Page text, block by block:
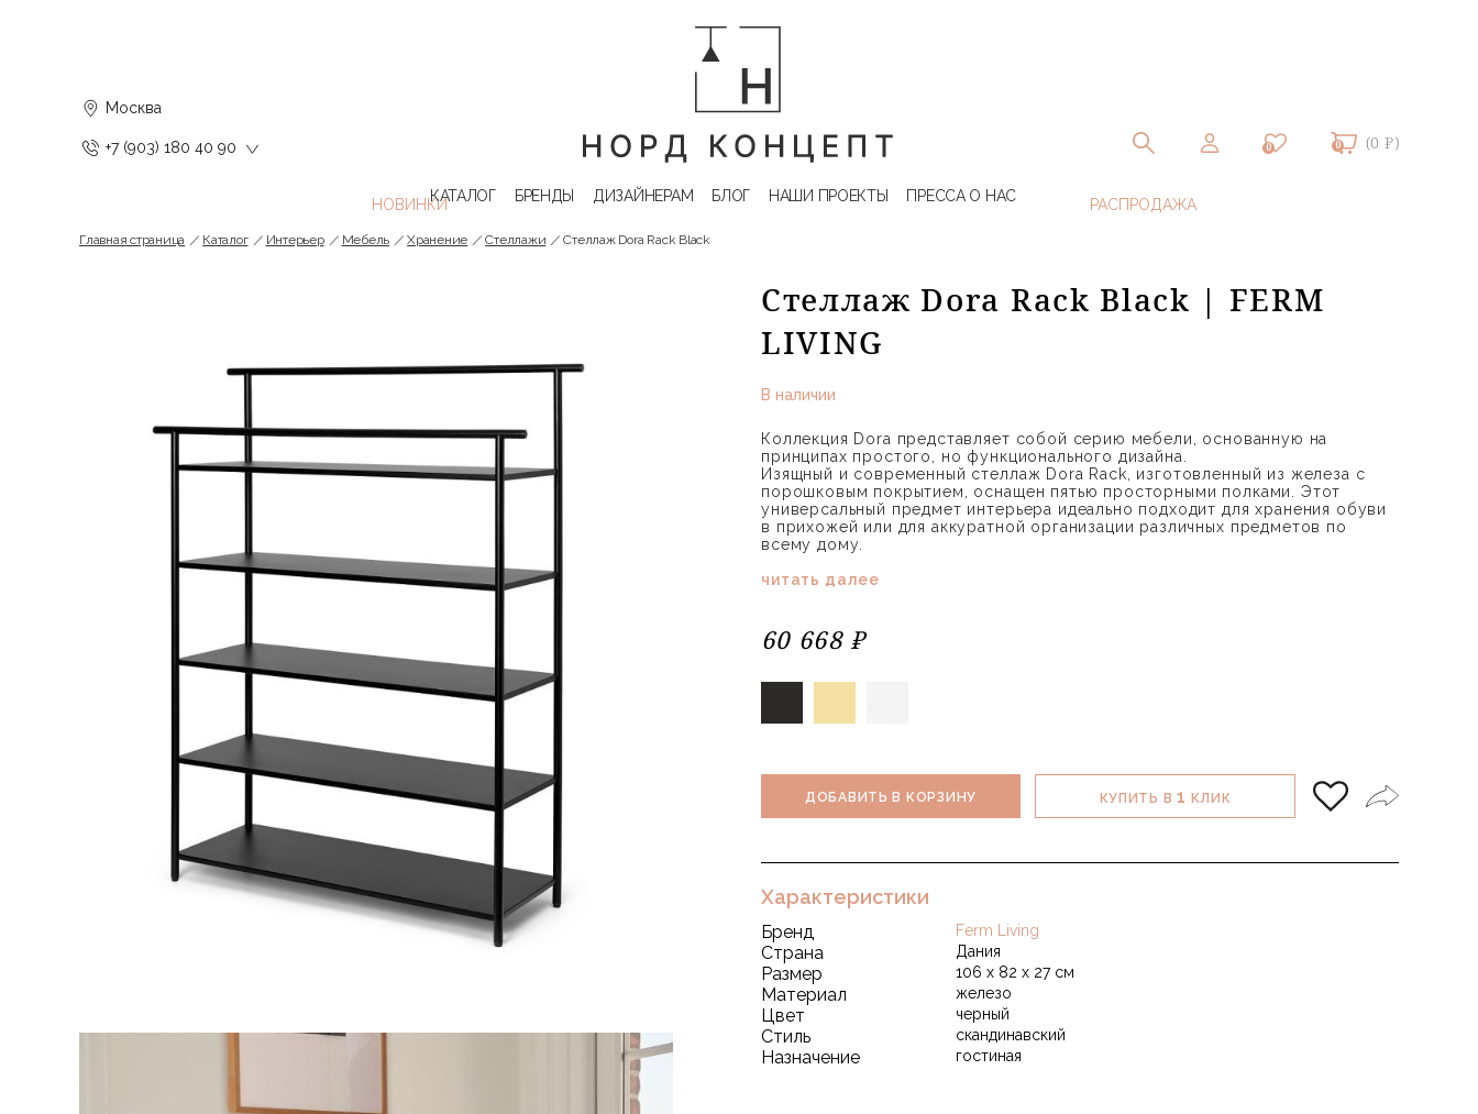
Москва
+7 (903) 180 40 90 0 0 (0 ₽)
КАТАЛОГ БРЕНДЫ ДИЗАЙНЕРАМ БЛОГ НАШИ ПРОЕКТЫ ПРЕССА О НАС
Главная страница Каталог Интерьер Мебель Хранение Стеллажи Стеллаж Dora Rack Black
Стеллаж Dora Rack Black | FERM
LIVING
В наличии
Коллекция Dora представляет собой серию мебели, основанную на
принципах простого, но функционального дизайна.
Изящный и современный стеллаж Dora Rack, изготовленный из железа с
порошковым покрытием, оснащен пятью просторными полками. Этот
универсальный предмет интерьера идеально подходит для хранения обуви
в прихожей или для аккуратной организации различных предметов по
всему дому.
читать далее
60 668 ₽
ДОБАВИТЬ В КОРЗИНУ КУПИТЬ В1 КЛИК
Характеристики
Бренд Ferm Living
Страна Дания
Размер 106 х 82 х 27 см
Материал железо
Цвет черный
Стиль скандинавский
Назначение гостиная